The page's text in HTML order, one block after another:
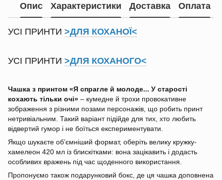
Опис Характеристики Доставка Оплата
УСІ ПРИНТИ >ДЛЯ КОХАНОЇ<
УСІ ПРИНТИ >ДЛЯ КОХАНОГО<
Чашка з принтом «Я спрагле й молоде... У старості
кохають тільки очі» – кумедне й трохи провокативне
зображення з різними позами персонажів, що робить принт
нетривіальним. Такий варіант підійде для тих, хто любить
відвертий гумор і не боїться експериментувати.
Якщо шукаєте об’ємніший формат, оберіть велику кружку-
хамелеон 420 мл із блискітками: вона зацікавить і додасть
особливих вражень під час щоденного використання.
Пропонуємо також подарунковий бокс, де ця чашка доповнена